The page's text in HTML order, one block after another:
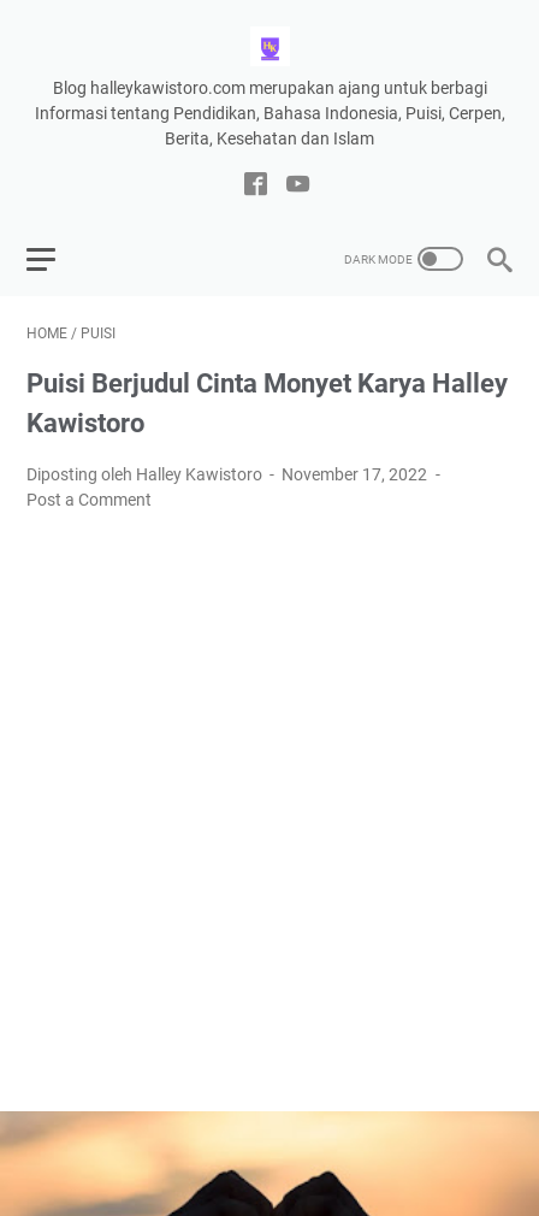
Blog halleykawistoro.com merupakan ajang untuk berbagi
Informasi tentang Pendidikan, Bahasa Indonesia, Puisi, Cerpen,
Berita, Kesehatan dan Islam
HOME / PUISI
Puisi Berjudul Cinta Monyet Karya Halley
Kawistoro
Diposting oleh Halley Kawistoro
November 17, 2022
Post a Comment